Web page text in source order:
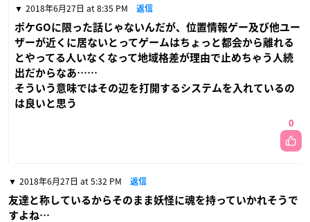
2018年6月27日 at 8:35 PM 返信
ポケGOに限った話じゃないんだが、位置情報ゲー及び他ユー
ザーが近くに居ないとってゲームはちょっと都会から離れる
とやってる人いなくなって地域格差が理由で止めちゃう人続
出だからなあ……
そういう意味ではその辺を打開するシステムを入れているの
は良いと思う
0
2018年6月27日 at 5:32 PM 返信
友達と称しているからそのまま妖怪に魂を持っていかれそうで
すよね…